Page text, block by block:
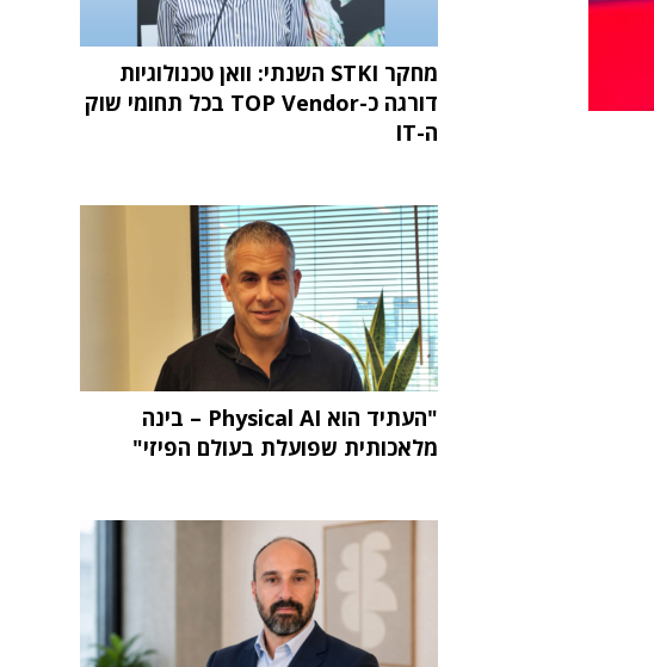
מחקר STKI השנתי: וואן טכנולוגיות
דורגה כ-TOP Vendor בכל תחומי שוק
ה-IT
"העתיד הוא Physical AI – בינה
מלאכותית שפועלת בעולם הפיזי"